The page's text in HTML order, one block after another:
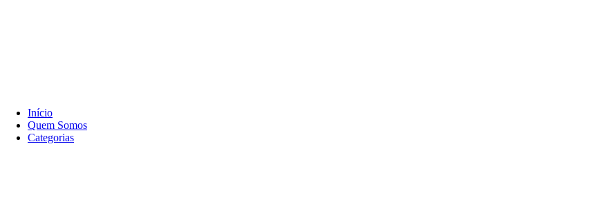
Início
Quem Somos
Categorias